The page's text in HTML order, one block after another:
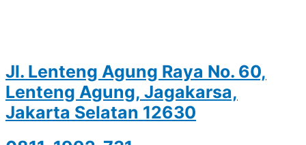
Jl. Lenteng Agung Raya No. 60,
Lenteng Agung, Jagakarsa,
Jakarta Selatan 12630